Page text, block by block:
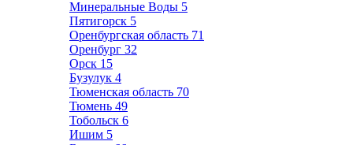
Минеральные Воды 5
Пятигорск 5
Оренбургская область 71
Оренбург 32
Орск 15
Бузулук 4
Тюменская область 70
Тюмень 49
Тобольск 6
Ишим 5